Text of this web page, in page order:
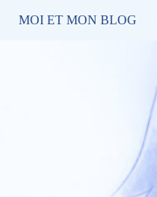
MOI ET MON BLOG